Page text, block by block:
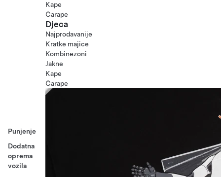
Punjenje
Dodatna
oprema
vozila
Kape
Čarape
Djeca
Najprodavanije
Kratke majice
Kombinezoni
Jakne
Kape
Čarape